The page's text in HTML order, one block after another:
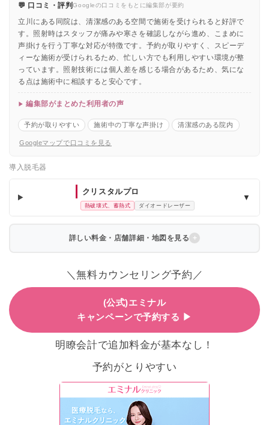
💬 口コミ・評判Googleの口コミをもとに編集部が要約
立川にある同院は、清潔感のある空間で施術を受けられると好評で
す。照射時はスタッフが痛みや寒さを確認しながら進め、こまめに
声掛けを行う丁寧な対応が特徴です。予約が取りやすく、スピーデ
ィーな施術が受けられるため、忙しい方でも利用しやすい環境が整
っています。照射技術には個人差を感じる場合があるため、気にな
る点は施術中に相談すると安心です。
編集部がまとめた利用者の声
予約が取りやすい 施術中の丁寧な声掛け 清潔感のある院内
Googleマップで口コミを見る
導入脱毛器
クリスタルプロ
熱破壊式、蓄熱式 ダイオードレーザー
▼
詳しい料金・店舗詳細・地図を見る
＼無料カウンセリング予約／
(公式)エミナル
キャンペーンで予約する ▶
明瞭会計で追加料金が基本なし！
予約がとりやすい